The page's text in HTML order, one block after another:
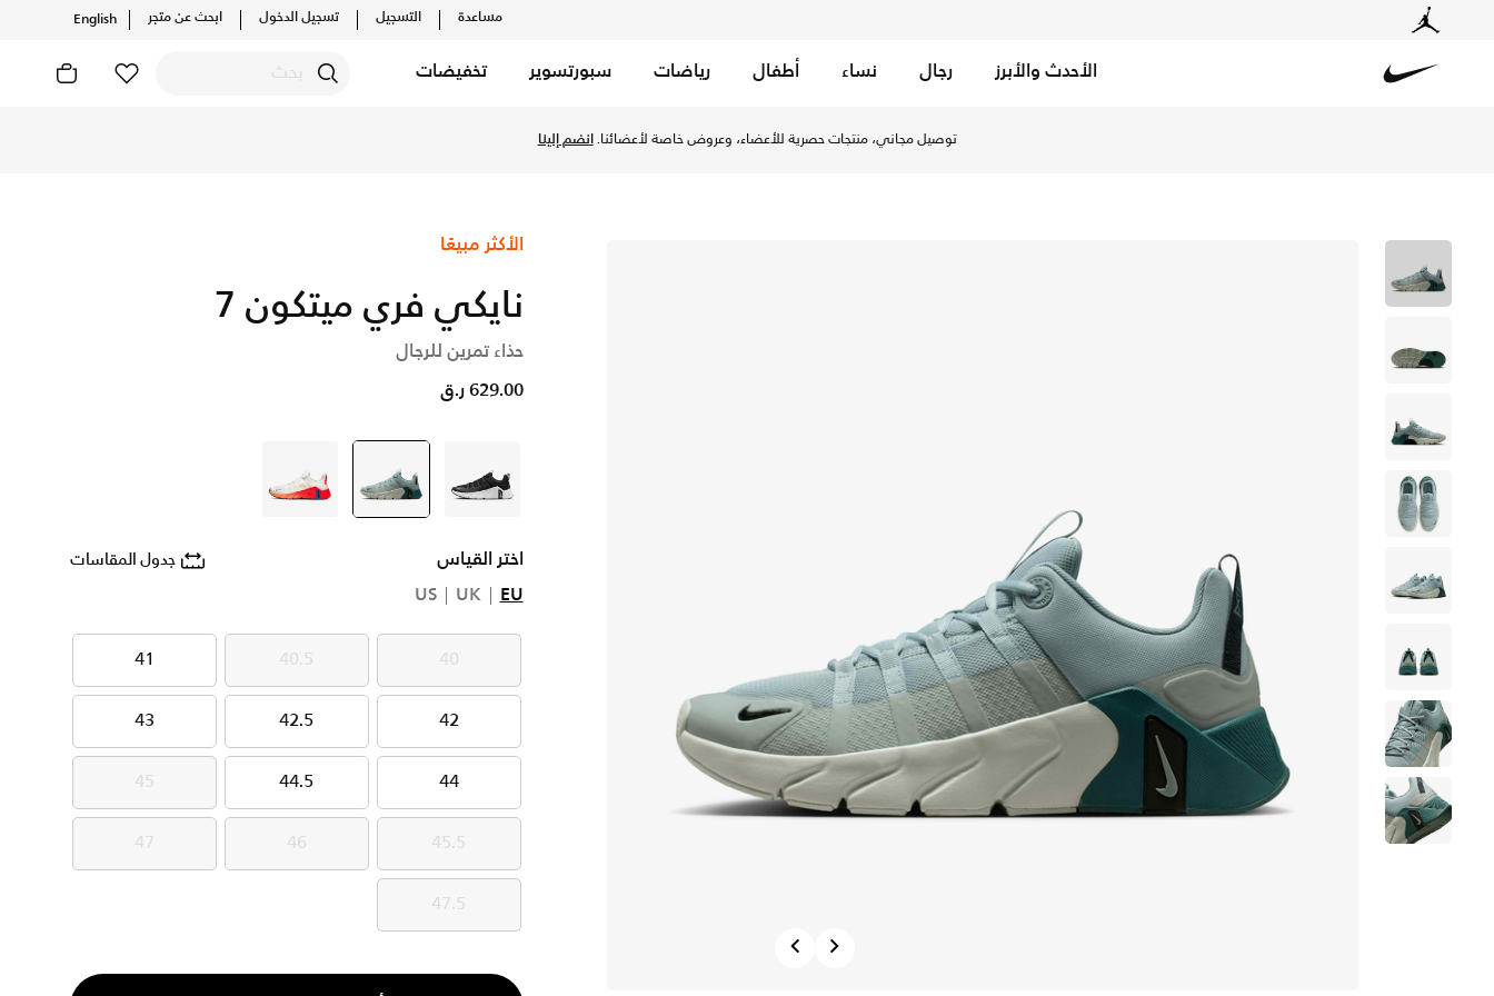
مساعدة التسجيل تسجيل الدخول ابحث عن متجر English
الأحدث والأبرز رجال نساء أطفال رياضات سبورتسوير تخفيضات
توصيل مجاني، منتجات حصرية للأعضاء، وعروض خاصة لأعضائنا.انضم إلينا
Next
الأكثر مبيعًا
نايكي فري ميتكون 7
حذاء تمرين للرجال
629.00 ر.ق
رمادي selected
رمادي أبيض
اختر القياس جدول المقاسات
EU
UK
US
40
40
40.5
40.5
41
41
42
42
42.5
42.5
43
43
44
44
44.5
44.5
45
45
45.5
45.5
46
46
47
47
47.5
47.5
الكمية